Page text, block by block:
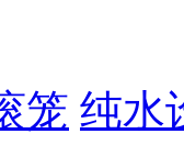
笼 纯水